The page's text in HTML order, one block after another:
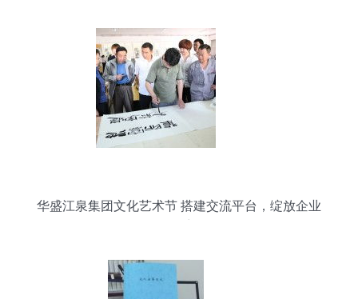
华盛江泉集团文化艺术节 搭建交流平台，绽放企业